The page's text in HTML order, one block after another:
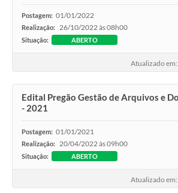
Postagem: 01/01/2022
Realização: 26/10/2022 às 08h00
Situação: ABERTO
Atualizado
Edital Pregão Gestão de Arquivos e
- 2021
Postagem: 01/01/2021
Realização: 20/04/2022 às 09h00
Situação: ABERTO
Atualizado